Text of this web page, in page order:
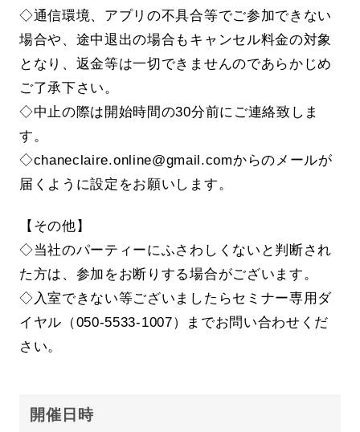
◇通信環境、アプリの不具合等でご参加できない
場合や、途中退出の場合もキャンセル料金の対象
となり、返金等は一切できませんのであらかじめ
ご了承下さい。
◇中止の際は開始時間の30分前にご連絡致しま
す。
◇chaneclaire.online@gmail.comからのメールが
届くように設定をお願いします。
【その他】
◇当社のパーティーにふさわしくないと判断され
た方は、参加をお断りする場合がございます。
◇入室できない等ございましたらセミナー専用ダ
イヤル（050-5533-1007）までお問い合わせくだ
さい。
開催日時